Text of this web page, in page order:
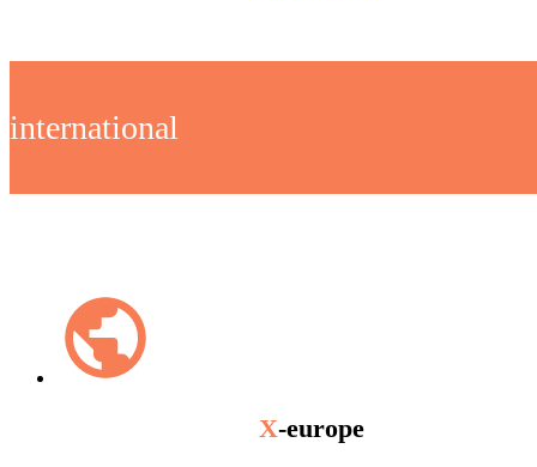
international
X-europe